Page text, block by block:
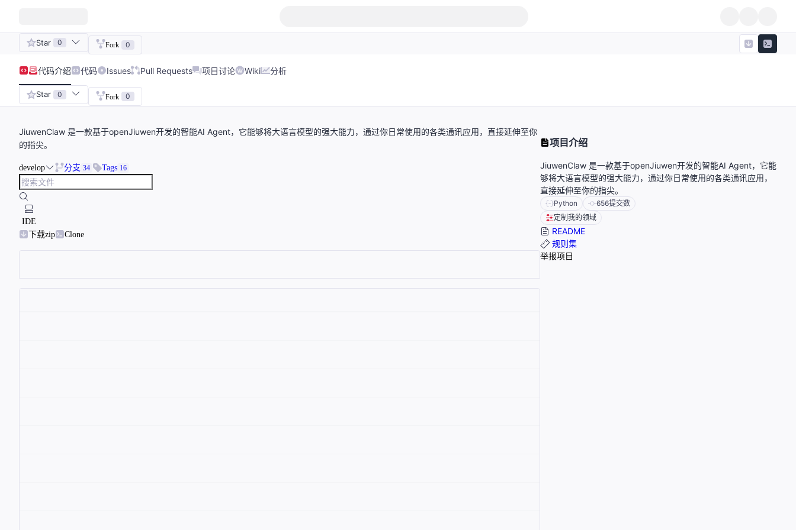
Star 0 Fork 0
代码介绍 代码 Issues Pull Requests 项目讨论 Wiki 分析
Star 0 Fork 0
JiuwenClaw 是一款基于openJiuwen开发的智能AI Agent，它能够将大语言模型的强大能力，通过你日常使用的各类通讯应用，直接延伸至你
的指尖。
develop 分支 34 Tags 16
IDE
下载zip
Clone
项目介绍
JiuwenClaw 是一款基于openJiuwen开发的智能AI Agent，它能
够将大语言模型的强大能力，通过你日常使用的各类通讯应用，
直接延伸至你的指尖。
Python 656提交数
定制我的领域
README
规则集
举报项目